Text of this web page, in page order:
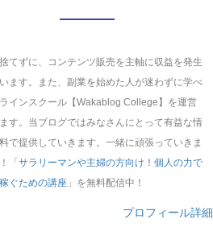
てずに、コンテンツ販売を主軸に収益を発生
ます。また、副業を始めた人が迷わずに学べ
インスクール【Wakablog College】を運営
す。当ブログではみなさんにとって有益な情
で提供していきます。一緒に頑張っていきま
「 サラリーマンや主婦の方向け！個人の力で
ぐための講座 」を無料配信中！
プロフィール詳細